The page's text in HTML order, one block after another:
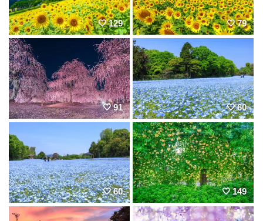
129 79
91 60
60 149